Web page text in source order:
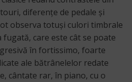
diferențe de pedale și
observa totuși culori timbrale
care este cât se poate
în fortissimo, foarte
ale bătrânelelor redate
cântate rar, în piano, cu o